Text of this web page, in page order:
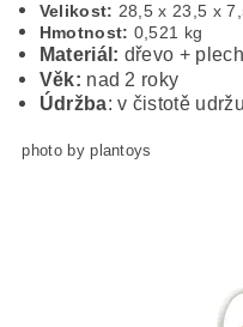
Velikost: 28,5 x 23,5 x
Hmotnost: 0,521 kg
Materiál: dřevo + plech
Věk: nad 2 roky
Údržba: v čistotě
photo by plantoys